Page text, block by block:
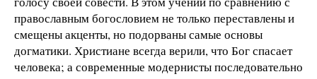
православным богословием не только переставлены и
смещены акценты, но подорваны самые основы
догматики. Христиане всегда верили, что Бог спасает
человека; а современные модернисты последовательно